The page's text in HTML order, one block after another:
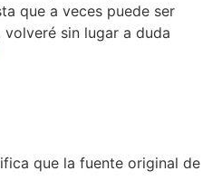
que a veces puede ser
sin lugar a duda
que la fuente original de